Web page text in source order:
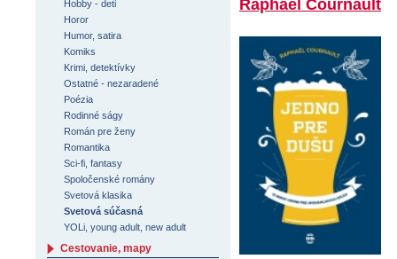
Raphaël Cournault
Hobby - deti
Horor
Humor, satira
Komiks
Krimi, detektívky
Ostatné - nezaradené
Poézia
Rodinné ságy
Román pre ženy
Romantika
Sci-fi, fantasy
Spoločenské romány
Svetová klasika
Svetová súčasná
YOLi, young adult, new adult
Cestovanie, mapy